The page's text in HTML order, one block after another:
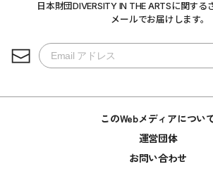
日本財団DIVERSITY IN THE ARTSに関する
メールでお届けします。
このWebメディアについ
運営団体
お問い合わせ